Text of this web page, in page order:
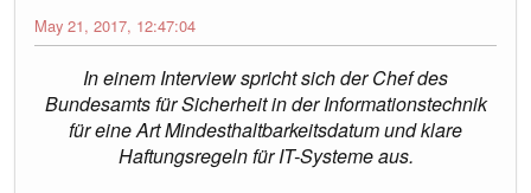
May 21, 2017, 12:47:04
In einem Interview spricht sich der Chef des
Bundesamts für Sicherheit in der Informationstechnik
für eine Art Mindesthaltbarkeitsdatum und klare
Haftungsregeln für IT-Systeme aus.